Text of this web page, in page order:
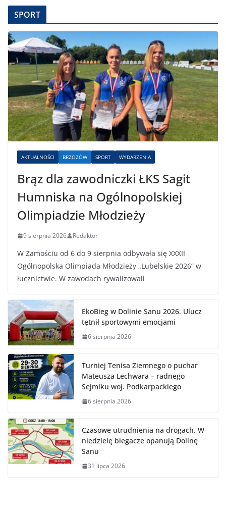
SPORT
AKTUALNOŚCI BRZOZÓW SPORT WYDARZENIA
Brąz dla zawodniczki ŁKS Sagit
Humniska na Ogólnopolskiej
Olimpiadzie Młodzieży
9 sierpnia 2026 Redaktor
W Zamościu od 6 do 9 sierpnia odbywała się XXXII
Ogólnopolska Olimpiada Młodzieży „Lubelskie 2026” w
łucznictwie. W zawodach rywalizowali
EkoBieg w Dolinie Sanu 2026. Ulucz
tętnił sportowymi emocjami
6 sierpnia 2026
Turniej Tenisa Ziemnego o puchar
Mateusza Lechwara – radnego
Sejmiku woj. Podkarpackiego
6 sierpnia 2026
Czasowe utrudnienia na drogach. W
niedzielę biegacze opanują Dolinę
Sanu
31 lipca 2026